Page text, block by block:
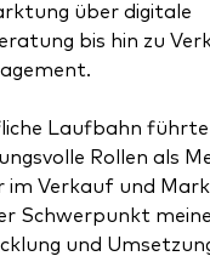
über digitale
bis hin zu
Laufbahn führte
Rollen als
im Verkauf und
Schwerpunkt
und